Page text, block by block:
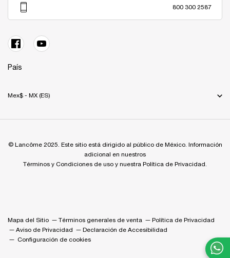
800 300 2587
País
Mex$ - MX (ES)
© Lancôme 2025. Este sitio está dirigido al público de México. Información
adicional en nuestros
Términos y Condiciones de uso y nuestra Política de Privacidad.
Mapa del Sitio Términos generales de venta
Política de Privacidad
Aviso de Privacidad
Declaración de Accesibilidad
Configuración de cookies